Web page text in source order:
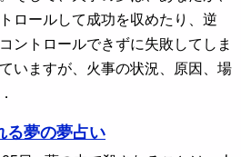
ロールして成功を収めたり、逆
ントロールできずに失敗してしま
いますが、火事の状況、原因、場
る夢の夢占い